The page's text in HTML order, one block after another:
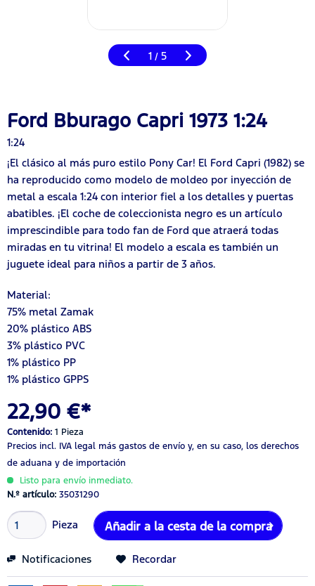
1 / 5
Ford Bburago Capri 1973 1:24
1:24
¡El clásico al más puro estilo Pony Car! El Ford Capri (1982) se
ha reproducido como modelo de moldeo por inyección de
metal a escala 1:24 con interior fiel a los detalles y puertas
abatibles. ¡El coche de coleccionista negro es un artículo
imprescindible para todo fan de Ford que atraerá todas
miradas en tu vitrina! El modelo a escala es también un
juguete ideal para niños a partir de 3 años.
Material:
75% metal Zamak
20% plástico ABS
3% plástico PVC
1% plástico PP
1% plástico GPPS
22,90 €*
Contenido: 1 Pieza
Precios incl. IVA legal más gastos de envío y, en su caso, los derechos
de aduana y de importación
Listo para envío inmediato.
N.º artículo: 35031290
Pieza Añadir a la cesta de la compra
Notificaciones Recordar